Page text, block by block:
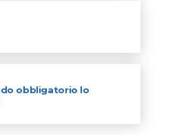
obbligatorio lo